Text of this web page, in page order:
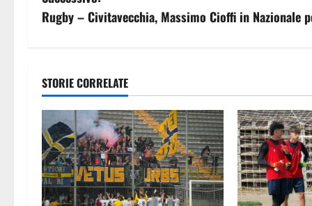
v
g
a
z
i
o
Rugby – Civitavecchia, Massimo Cioffi in Nazionale
STORIE CORRELATE